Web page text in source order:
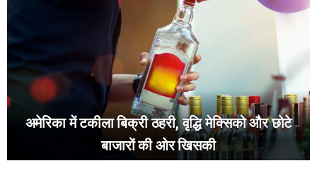
अमेरिका में टकीला बिक्री ठहरी, वृद्धि मेक्सिको और छोटे
बाजारों की ओर खिसकी